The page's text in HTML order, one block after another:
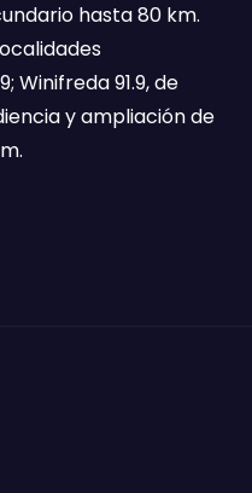
hasta 80 km.
Winifreda 91.9, de
y ampliación de